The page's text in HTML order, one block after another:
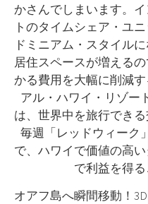
かさんでしまいます。
トのタイムシェア・ユ
ドミニアム・スタイル
居住スペースが増える
かる費用を大幅に削減
アル・ハワイ・リゾー
は、世界中を旅行でき
毎週「レッドウィーク
で、ハワイで価値の高
で利益を得る
オアフ島へ瞬間移動！